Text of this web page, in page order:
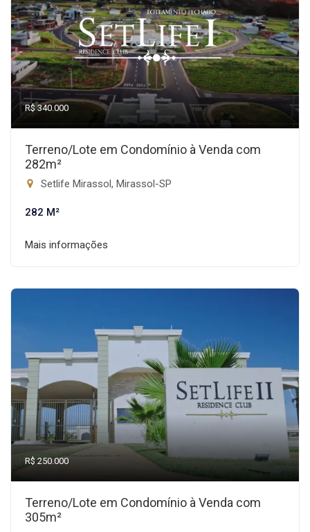
R$ 340.000
Terreno/Lote em Condomínio à Venda com
282m²
Setlife Mirassol, Mirassol-SP
282 M²
Mais informações
R$ 250.000
Terreno/Lote em Condomínio à Venda com
305m²